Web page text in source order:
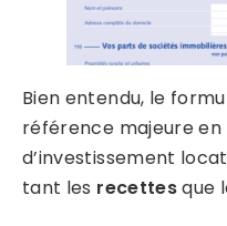
Bien entendu, le
référence majeure
d’investissement
tant les recettesque